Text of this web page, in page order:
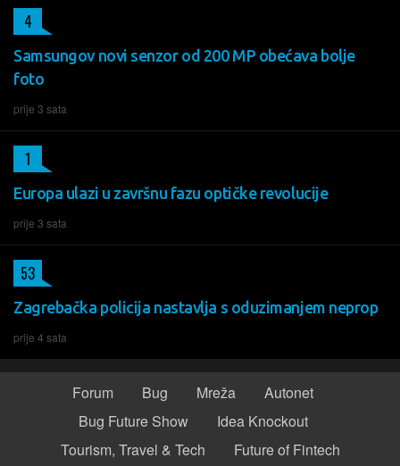
Samsungov novi senzor od 200 MP obećava bolje
foto
prije 3 sata
4
Europa ulazi u završnu fazu optičke revolucije
prije 3 sata
1
Zagrebačka policija nastavlja s oduzimanjem neprop
prije 4 sata
53
Forum Bug Mreža
Autonet
Bug Future Show
Idea Knockout
Tourism, Travel & Tech
Future of Fintech